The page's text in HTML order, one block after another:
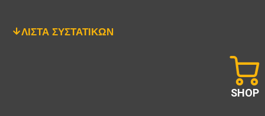
ΛΙΣΤΑ ΣΥΣΤΑΤΙΚΩΝ
SHOP